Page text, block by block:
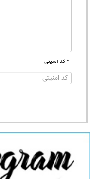
* کد امنیتی